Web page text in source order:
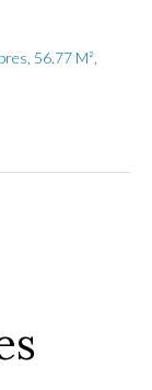
56.77 M²,